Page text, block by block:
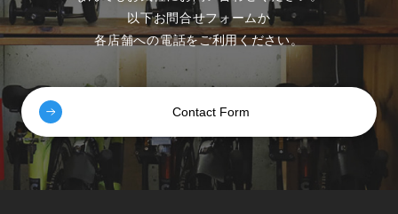
以下お問合せフォームか
各店舗への電話をご利用ください。
Contact Form